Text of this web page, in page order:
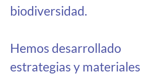
biodiversidad.
Hemos desarrollado
estrategias y materiales